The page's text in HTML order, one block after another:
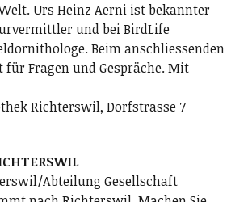
Urs Heinz Aerni ist bekannter
und bei BirdLife
Beim anschliessenden
für Fragen und Gespräche. Mit
Richterswil, Dorfstrasse 7
Abteilung Gesellschaft